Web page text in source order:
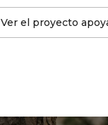
Ver el proyecto